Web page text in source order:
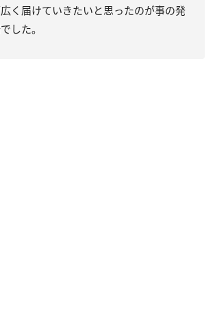
く届けていきたいと思ったのが事の発
した。